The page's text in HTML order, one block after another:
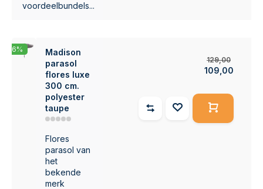
voordeelbundels...
-16%
Madison
parasol
flores luxe
300 cm.
polyester
taupe
Flores
parasol van
het
bekende
merk
129,00
109,00